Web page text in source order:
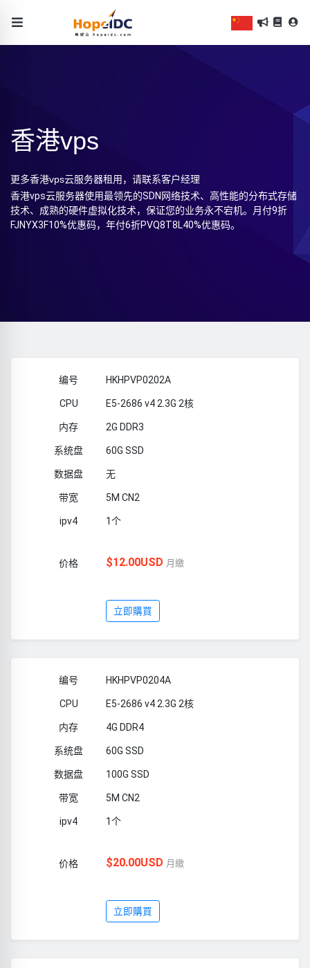
香港vps
更多香港vps云服务器租用，请联系客户经理
香港vps云服务器使用最领先的SDN网络技术、高性能的分布式存储
技术、成熟的硬件虚拟化技术，保证您的业务永不宕机。月付9折
FJNYX3F10%优惠码，年付6折PVQ8T8L40%优惠码。
HKHPVP0202A
E5-2686 v4 2.3G 2核
2G DDR3
60G SSD
无
5M CN2
1个
$12.00USD 月繳
立即購買
HKHPVP0204A
E5-2686 v4 2.3G 2核
4G DDR4
60G SSD
100G SSD
5M CN2
1个
$20.00USD 月繳
立即購買